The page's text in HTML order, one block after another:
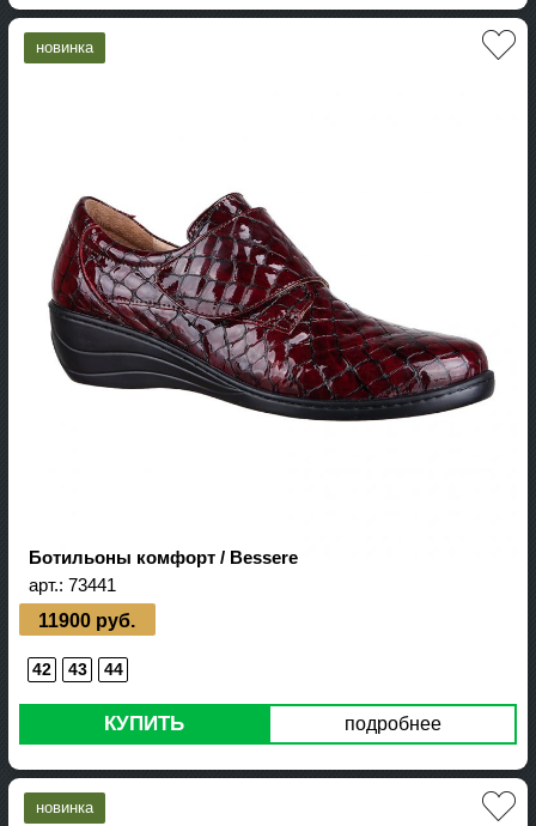
Ботильоны комфорт / Bessere
арт.: 73441
11900 руб.
42 43 44
подробнее
КУПИТЬ